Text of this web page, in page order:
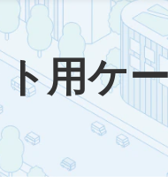
用ケ